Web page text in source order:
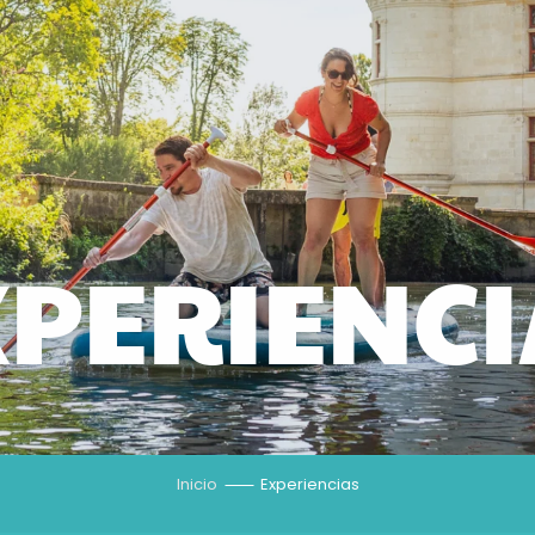
Inicio Experiencias